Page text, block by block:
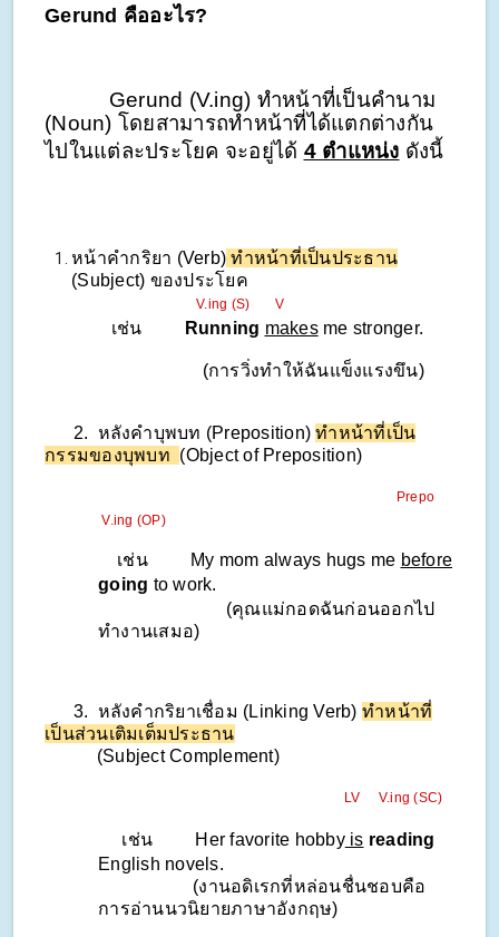
Gerund คืออะไร?
Gerund (V.ing) ทําหน้าที่เป็นคํานาม
(Noun) โดยสามารถทําหน้าที่ได้แตกต่างกัน
ไปในแต่ละประโยค จะอยู่ได้ 4 ตําแหน่ง ดังนี้
หน้าคํากริยา (Verb) ทําหน้าที่เป็นประธาน
(Subject) ของประโยค
V.ing (S) V
เช่น Running makesme stronger.
(การวิ่งทําให้ฉันแข็งแรงขึน)
2. หลังคำบุพบท (Preposition)ทำหน้าที่เป็น
กรรมของบุพบท (Object of Preposition)
Prepo
V.ing (OP)
เช่น My mom always hugs me before
going to work.
(คุณแม่กอดฉันก่อนออกไป
ทำงานเสมอ)
3. หลังคํากริยาเชื่อม (Linking Verb) ทําหน้าที่
เป็นส่วนเติมเต็มประธาน
(Subject Complement)
LV V.ing (SC)
เช่น Her favorite hobbyis reading
English novels.
(งานอดิเรกที่หล่อนชื่นชอบคือ
การอ่านนวนิยายภาษาอังกฤษ)